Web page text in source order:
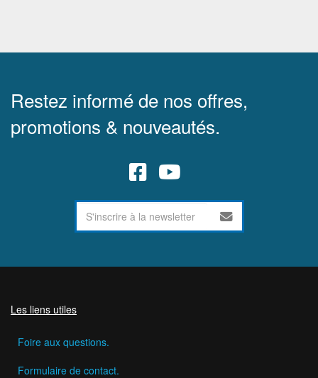
Restez informé de nos offres,
promotions & nouveautés.
Les liens utiles
Foire aux questions.
Formulaire de contact.